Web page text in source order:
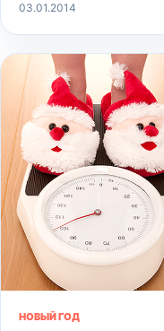
03.01.2014
НОВЫЙ ГОД